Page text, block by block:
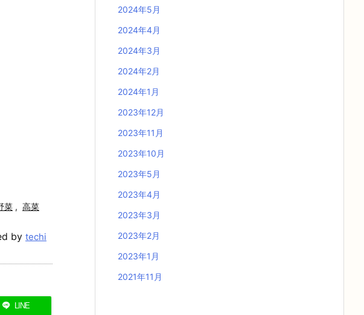
菜 , 高菜
by techi
LINE
2024年5月
2024年4月
2024年3月
2024年2月
2024年1月
2023年12月
2023年11月
2023年10月
2023年5月
2023年4月
2023年3月
2023年2月
2023年1月
2021年11月